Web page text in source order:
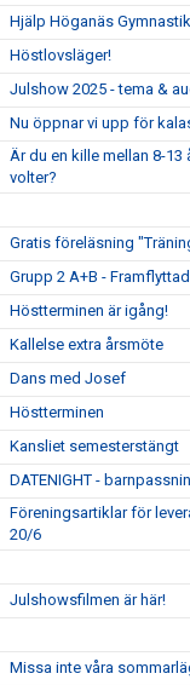
Hjälp Höganäs
Höstlovsläger!
Julshow 2025 - tema &
Nu öppnar vi upp för
Är du en kille mellan 8-
volter?
Gratis föreläsning
Grupp 2 A+B -
Höstterminen är igång!
Kallelse extra årsmöte
Dans med Josef
Höstterminen
Kansliet semesterstängt
DATENIGHT -
Föreningsartiklar för
20/6
Julshowsfilmen är här!
Missa inte våra